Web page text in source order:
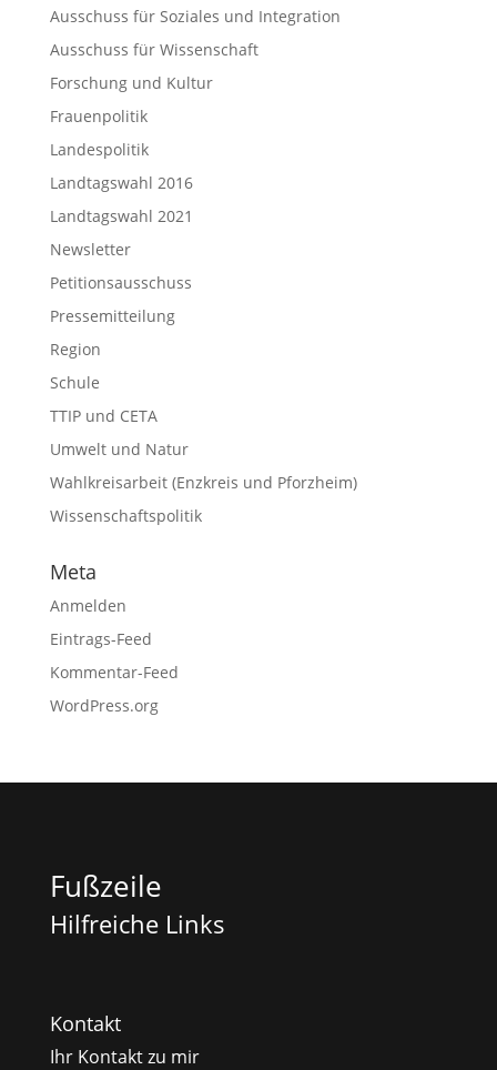
Ausschuss für Soziales und Integration
Ausschuss für Wissenschaft
Forschung und Kultur
Frauenpolitik
Landespolitik
Landtagswahl 2016
Landtagswahl 2021
Newsletter
Petitionsausschuss
Pressemitteilung
Region
Schule
TTIP und CETA
Umwelt und Natur
Wahlkreisarbeit (Enzkreis und Pforzheim)
Wissenschaftspolitik
Meta
Anmelden
Eintrags-Feed
Kommentar-Feed
WordPress.org
Fußzeile
Hilfreiche Links
Kontakt
Ihr Kontakt zu mir